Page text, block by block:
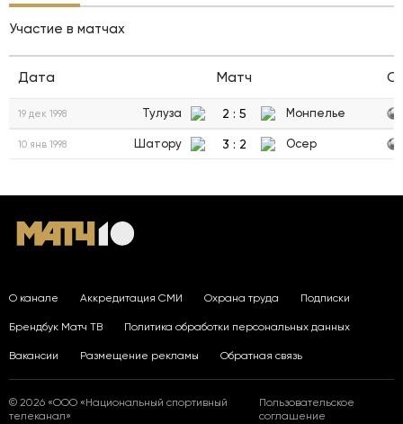
Участие в матчах
Дата Матч
19 дек 1998 Тулуза 2 : 5 Монпелье
10 янв 1998 Шатору 3 : 2 Осер
О канале Аккредитация СМИ Охрана труда Подписки
Брендбук Матч ТВ Политика обработки персональных данных
Вакансии Размещение рекламы Обратная связь
© 2026 «ООО «Национальный спортивный
телеканал»
Пользовательское
соглашение